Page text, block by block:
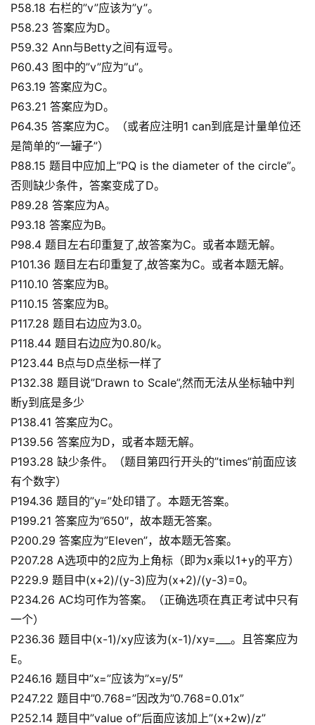
P58.18 右栏的”v”应该为”y”。
P58.23 答案应为D。
P59.32 Ann与Betty之间有逗号。
P60.43 图中的”v”应为”u”。
P63.19 答案应为C。
P63.21 答案应为D。
P64.35 答案应为C。（或者应注明1 can到底是计量单位还
是简单的“一罐子”）
P88.15 题目中应加上”PQ is the diameter of the circle”。
否则缺少条件，答案变成了D。
P89.28 答案应为A。
P93.18 答案应为B。
P98.4 题目左右印重复了,故答案为C。或者本题无解。
P101.36 题目左右印重复了,故答案为C。或者本题无解。
P110.10 答案应为B。
P110.15 答案应为B。
P117.28 题目右边应为3.0。
P118.44 题目右边应为0.80/k。
P123.44 B点与D点坐标一样了
P132.38 题目说”Drawn to Scale”,然而无法从坐标轴中判
断y到底是多少
P138.41 答案应为C。
P139.56 答案应为D，或者本题无解。
P193.28 缺少条件。（题目第四行开头的”times”前面应该
有个数字）
P194.36 题目的”y=”处印错了。本题无答案。
P199.21 答案应为”650″，故本题无答案。
P200.29 答案应为”Eleven”，故本题无答案。
P207.28 A选项中的2应为上角标（即为x乘以1+y的平方）
P229.9 题目中(x+2)/(y-3)应为(x+2)/(y-3)=0。
P234.26 AC均可作为答案。（正确选项在真正考试中只有
一个）
P236.36 题目中(x-1)/xy应该为(x-1)/xy=___。且答案应为
E。
P246.16 题目中”x=”应该为”x=y/5″
P247.22 题目中”0.768=”因改为”0.768=0.01x”
P252.14 题目中”value of”后面应该加上”(x+2w)/z”